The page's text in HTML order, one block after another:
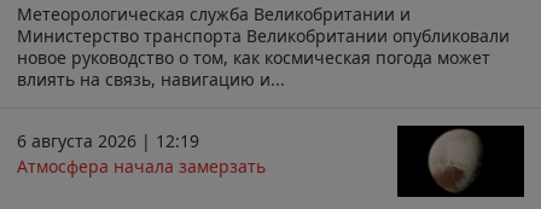
Метеорологическая служба Великобритании и
Министерство транспорта Великобритании опубликовали
новое руководство о том, как космическая погода может
влиять на связь, навигацию и...
6 августа 2026 | 12:19
Атмосфера начала замерзать